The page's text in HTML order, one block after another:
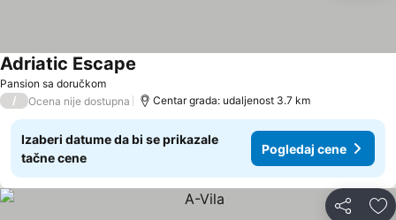
Pansion sa doručkom
Adriatic Escape
/ Ocena nije dostupna Centar grada: udaljenost 3.7 km
Izaberi datume da bi se prikazale
tačne cene
Pogledaj cene
Deli